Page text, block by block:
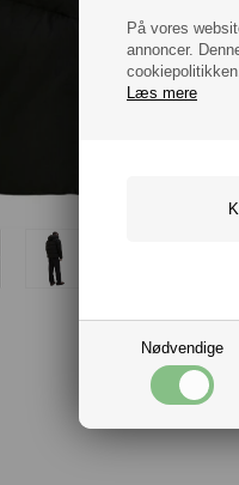
På vores
annoncer.
cookiepolitikken.
Læs mere
Nødvendige